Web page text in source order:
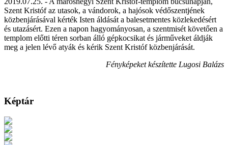
Szent Kristóf az utasok, a vándorok, a hajósok védőszentjének
közbenjárásával kérték Isten áldását a balesetmentes közlekedésért
és utazásért. Ezen a napon hagyományosan, a szentmisét követően a
templom előtti téren sorban álló gépkocsikat és járműveket áldják
meg a jelen lévő atyák és kérik Szent Kristóf közbenjárását.
Fényképeket készítette Lugosi Balázs
Képtár